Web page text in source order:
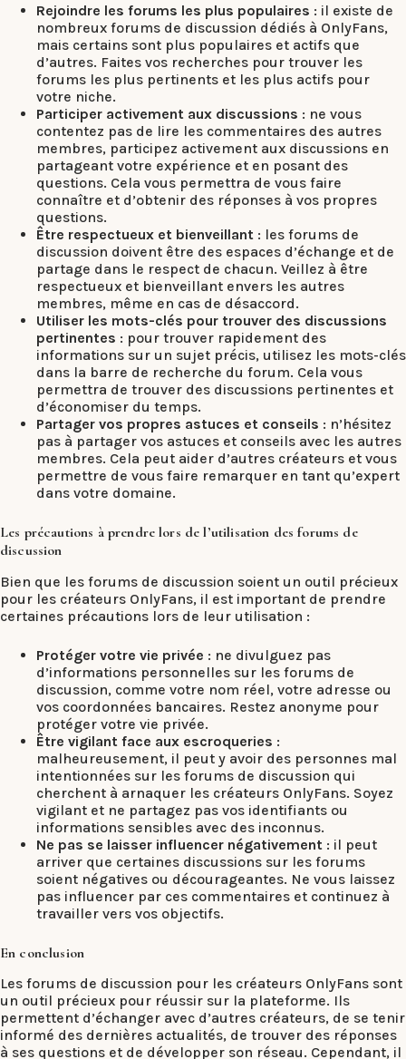
Rejoindre les forums les plus populaires : il existe de
nombreux forums de discussion dédiés à OnlyFans,
mais certains sont plus populaires et actifs que
d’autres. Faites vos recherches pour trouver les
forums les plus pertinents et les plus actifs pour
votre niche.
Participer activement aux discussions : ne vous
contentez pas de lire les commentaires des autres
membres, participez activement aux discussions en
partageant votre expérience et en posant des
questions. Cela vous permettra de vous faire
connaître et d’obtenir des réponses à vos propres
questions.
Être respectueux et bienveillant : les forums de
discussion doivent être des espaces d’échange et de
partage dans le respect de chacun. Veillez à être
respectueux et bienveillant envers les autres
membres, même en cas de désaccord.
Utiliser les mots-clés pour trouver des discussions
pertinentes : pour trouver rapidement des
informations sur un sujet précis, utilisez les mots-clés
dans la barre de recherche du forum. Cela vous
permettra de trouver des discussions pertinentes et
d’économiser du temps.
Partager vos propres astuces et conseils : n’hésitez
pas à partager vos astuces et conseils avec les autres
membres. Cela peut aider d’autres créateurs et vous
permettre de vous faire remarquer en tant qu’expert
dans votre domaine.
Les précautions à prendre lors de l’utilisation des forums de
discussion
Bien que les forums de discussion soient un outil précieux
pour les créateurs OnlyFans, il est important de prendre
certaines précautions lors de leur utilisation :
Protéger votre vie privée : ne divulguez pas
d’informations personnelles sur les forums de
discussion, comme votre nom réel, votre adresse ou
vos coordonnées bancaires. Restez anonyme pour
protéger votre vie privée.
Être vigilant face aux escroqueries :
malheureusement, il peut y avoir des personnes mal
intentionnées sur les forums de discussion qui
cherchent à arnaquer les créateurs OnlyFans. Soyez
vigilant et ne partagez pas vos identifiants ou
informations sensibles avec des inconnus.
Ne pas se laisser influencer négativement : il peut
arriver que certaines discussions sur les forums
soient négatives ou décourageantes. Ne vous laissez
pas influencer par ces commentaires et continuez à
travailler vers vos objectifs.
En conclusion
Les forums de discussion pour les créateurs OnlyFans sont
un outil précieux pour réussir sur la plateforme. Ils
permettent d’échanger avec d’autres créateurs, de se tenir
informé des dernières actualités, de trouver des réponses
à ses questions et de développer son réseau. Cependant, il